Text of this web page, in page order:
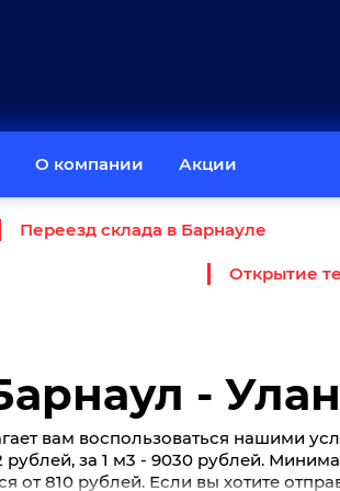
О компании Акции
Переезд склада в Барнауле
Открытие
-
вам воспользоваться нашими
за 1 м3 - 9030 рублей.
от 810 рублей. Если вы хотите